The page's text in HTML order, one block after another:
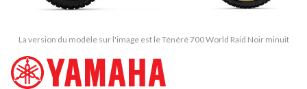
La version du modèle sur l'image est le Ténéré 700 World Raid Noir minuit